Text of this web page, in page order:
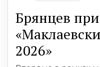
Брянцев
2026»